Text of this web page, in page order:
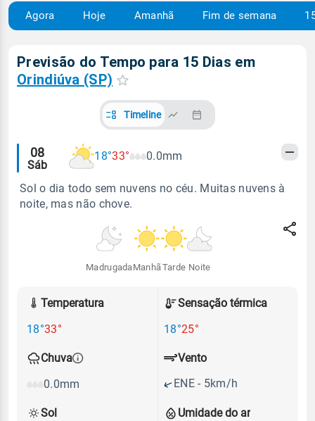
Agora Hoje Amanhã Fim de semana
Previsão do Tempo para 15 Dias em
Orindiúva (SP)
Timeline
Alertas
meteorológicos
08
Sáb
18°33° 0.0mm
Sol o dia todo sem nuvens no céu. Muitas nuvens à
noite, mas não chove.
Madrugada Manhã Tarde Noite
Temperatura
18°33°
Sensação térmica
18°25°
Chuva
0.0mm
Umidade do ar
Vento
ENE - 5km/h
Sol